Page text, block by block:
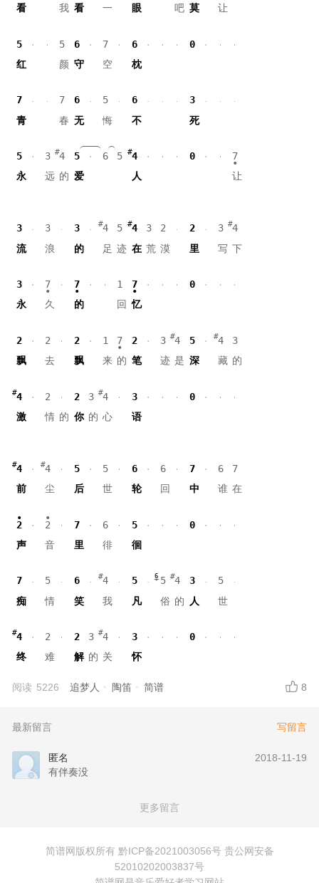
看
我 看 一 眼 吧 莫 让
5 5 6 7 6
0
红
颜 守 空 枕
7 7 6 5 6
3
青
春 无 悔 不 死
5 3 4 5 6 5 4 0
7
永
远 的 爱 人 让
3 3 3 4 5 4 3 2 2 3
4
流
浪 的 足 迹 在 荒 漠 里 写 下
3 7 7 1 7
0
永
久 的 回 忆
2 2 2 1 7 2 3 4 5 4
3
飘
去 飘 来 的 笔 迹 是 深 藏 的
4 2 2 3 4 3
0
激
情 的 你 的 心 语
4 4 5 5 6 6 7 6
7
前
尘 后 世 轮 回 中 谁 在
2 2 7 6 5
0
声
音 里 徘 徊
7 5 6 4 5 6 5 4 3
5
痴
情 笑 我 凡 俗 的 人 世
4 2 2 3 4 3
0
终
难 解 的 关 怀
8
阅读 5226 追梦人 陶笛 简谱
写留言
最新留言
2018-11-19
匿名
有伴奏没
更多留言
简谱网 版权所有 黔ICP备2021003056号 贵公网安备
52010202003837号